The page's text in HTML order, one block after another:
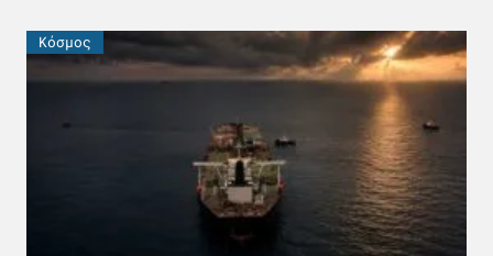
Κόσμος